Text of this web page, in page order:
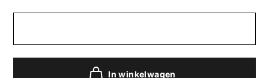
In winkelwagen